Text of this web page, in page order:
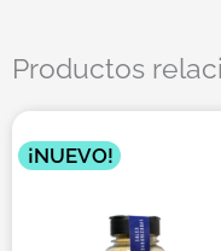
Productos
¡NUEVO!